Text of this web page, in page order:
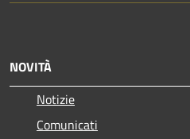
NOVITÀ
Notizie
Comunicati